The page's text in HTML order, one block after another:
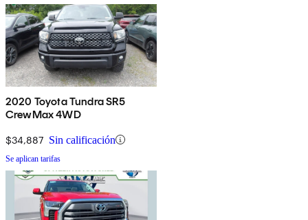
2020 Toyota Tundra SR5
CrewMax 4WD
$34,887 Sin calificación
Se aplican tarifas